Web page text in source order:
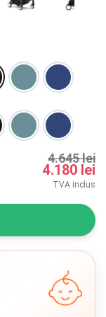
4.645 lei
4.180 lei
TVA inclus